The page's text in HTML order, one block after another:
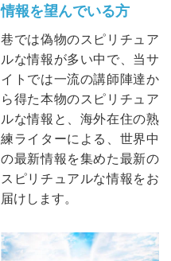
情報を望んでいる方
巷では偽物のスピリチュア
ルな情報が多い中で、当サ
イトでは一流の講師陣達か
ら得た本物のスピリチュア
ルな情報と、海外在住の熟
練ライターによる、世界中
の最新情報を集めた最新の
スピリチュアルな情報をお
届けします。